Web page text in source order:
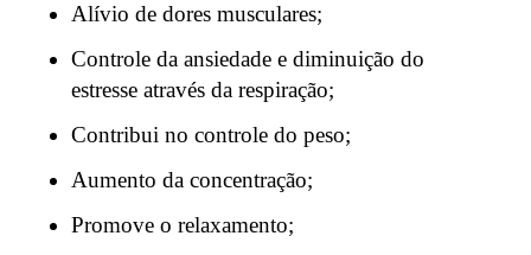
Alívio de dores musculares;
Controle da ansiedade e diminuição do
estresse através da respiração;
Contribui no controle do peso;
Aumento da concentração;
Promove o relaxamento;